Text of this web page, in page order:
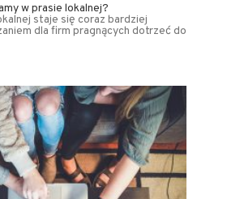
w prasie lokalnej?
staje się coraz bardziej
dla firm pragnących dotrzeć do